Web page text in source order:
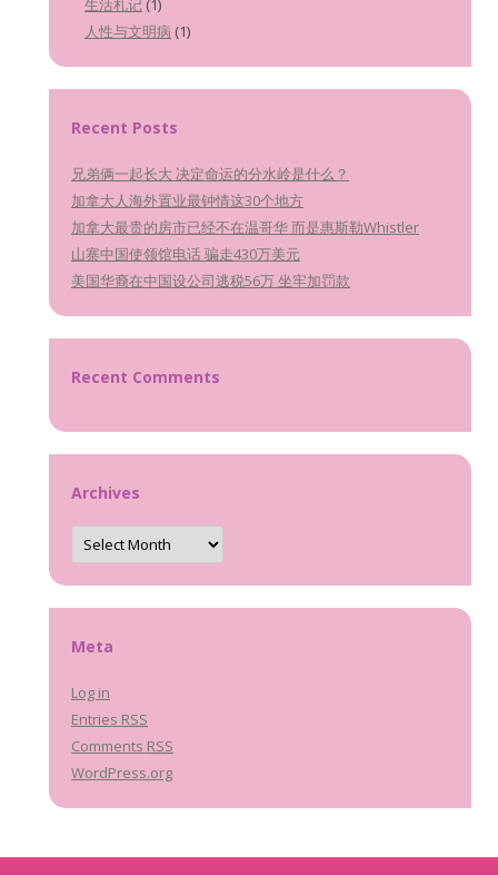
生活札记 (1)
人性与文明病 (1)
Recent Posts
兄弟俩一起长大 决定命运的分水岭是什么？
加拿大人海外置业最钟情这30个地方
加拿大最贵的房市已经不在温哥华 而是惠斯勒Whistler
山寨中国使领馆电话 骗走430万美元
美国华裔在中国设公司逃税56万 坐牢加罚款
Recent Comments
Archives
Archives
Meta
Log in
Entries RSS
Comments RSS
WordPress.org